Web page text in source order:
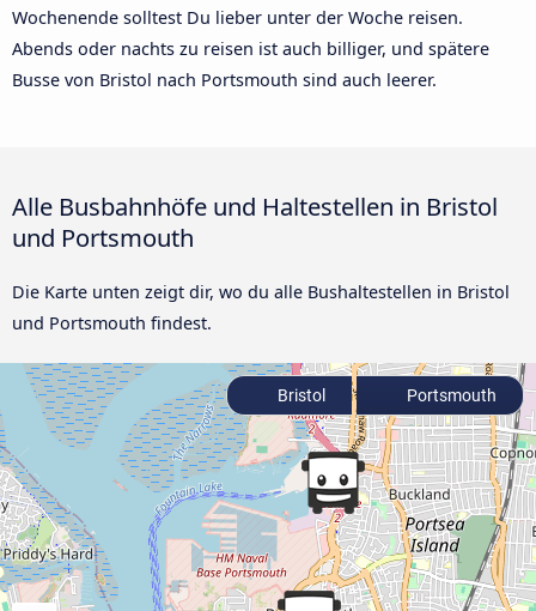
Wochenende solltest Du lieber unter der Woche reisen.
Abends oder nachts zu reisen ist auch billiger, und spätere
Busse von Bristol nach Portsmouth sind auch leerer.
Alle Busbahnhöfe und Haltestellen in Bristol
und Portsmouth
Die Karte unten zeigt dir, wo du alle Bushaltestellen in Bristol
und Portsmouth findest.
Bristol Portsmouth